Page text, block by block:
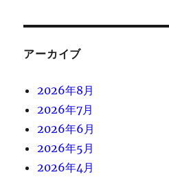
アーカイブ
2026年8月
2026年7月
2026年6月
2026年5月
2026年4月